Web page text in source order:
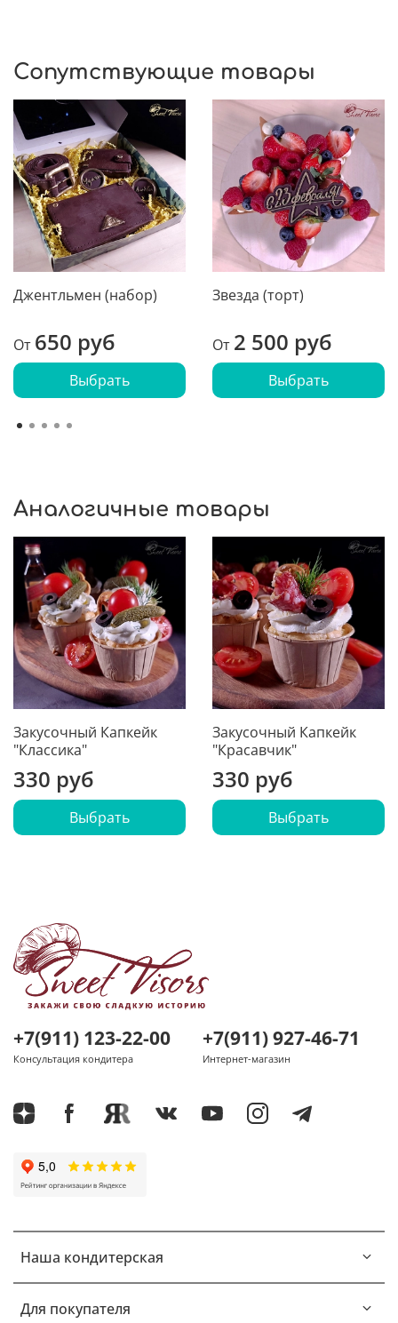
Сопутствующие товары
Джентльмен (набор)
От 650 руб
Выбрать
Звезда (торт)
От 2 500 руб
Выбрать
Аналогичные товары
Закусочный Капкейк
"Классика"
330 руб
Выбрать
Закусочный Капкейк
"Красавчик"
330 руб
Выбрать
Наша кондитерская
Для покупателя
+7(911) 123-22-00
Консультация кондитера
+7(911) 927-46-71
Интернет-магазин